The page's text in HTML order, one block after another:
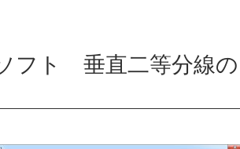
フト 垂直二等分線の